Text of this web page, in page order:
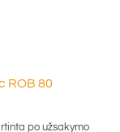
ROB 80
po užsakymo